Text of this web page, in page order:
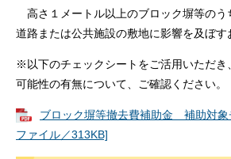
高さ１メートル以上のブロック塀等のう
道路または公共施設の敷地に影響を及ぼす
※以下のチェックシートをご活用いただき
可能性の有無について、ご確認ください。
ブロック塀等撤去費補助金 補助対象
ファイル／313KB]